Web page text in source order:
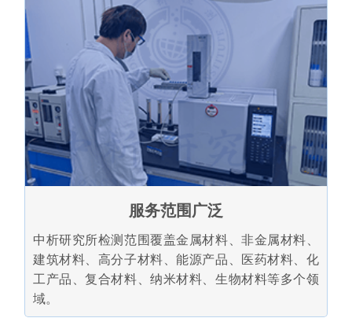
服务范围广泛
中析研究所检测范围覆盖金属材料、非金属材料、
建筑材料、高分子材料、能源产品、医药材料、化
工产品、复合材料、纳米材料、生物材料等多个领
域。